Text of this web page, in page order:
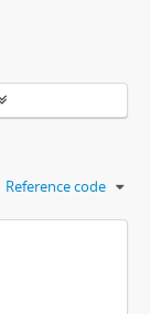
Reference code